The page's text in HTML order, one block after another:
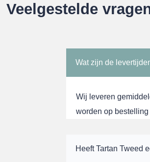
Veelgestelde
Wat zijn de
Wij leveren
worden op
Heeft Tartan Tweed